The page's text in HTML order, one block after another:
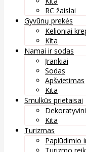
RC žaislai
Gyvūnų prekės
Kelioniai
Kita
Namai ir sodas
Įrankiai
Sodas
Apšvietimas
Kita
Smulkūs prietaisai
Kita
Turizmas
Paplūdimio
Turizmo